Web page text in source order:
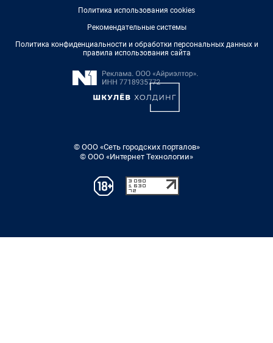
Политика использования cookies
Рекомендательные системы
Политика конфиденциальности и обработки персональных данных и
правила использования сайта
© ООО «Сеть городских порталов»
© ООО «Интернет Технологии»